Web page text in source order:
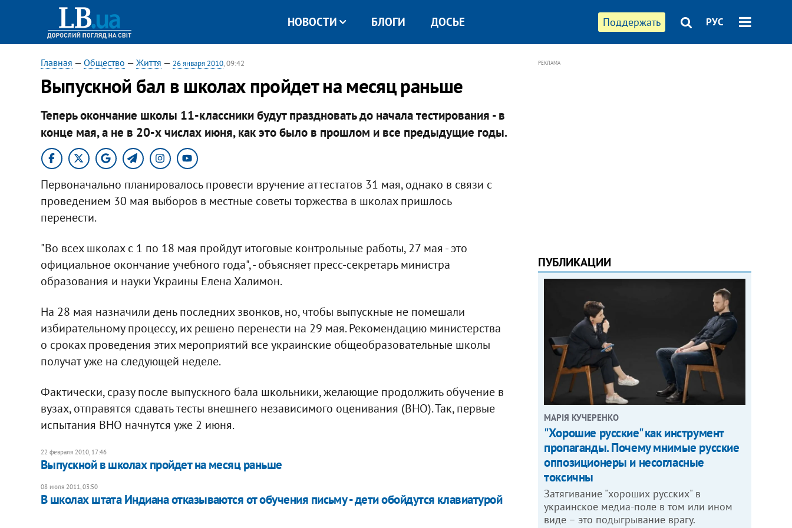
Поддержать РУС
НОВОСТИ БЛОГИ ДОСЬЕ
Главная — Общество — Життя — 26 января 2010, 09:42
Выпускной бал в школах пройдет на месяц раньше
Теперь окончание школы 11-классники будут праздновать до начала тестирования - в
конце мая, а не в 20-х числах июня, как это было в прошлом и все предыдущие годы.
Первоначально планировалось провести вручение аттестатов 31 мая, однако в связи с
проведением 30 мая выборов в местные советы торжества в школах пришлось
перенести.
"Во всех школах с 1 по 18 мая пройдут итоговые контрольные работы, 27 мая - это
официальное окончание учебного года", - объясняет пресс-секретарь министра
образования и науки Украины Елена Халимон.
На 28 мая назначили день последних звонков, но, чтобы выпускные не помешали
избирательному процессу, их решено перенести на 29 мая. Рекомендацию министерства
о сроках проведения этих мероприятий все украинские общеобразовательные школы
получат уже на следующей неделе.
Фактически, сразу после выпускного бала школьники, желающие продолжить обучение в
вузах, отправятся сдавать тесты внешнего независимого оценивания (ВНО). Так, первые
испытания ВНО начнутся уже 2 июня.
22 февраля 2010, 17:46
Выпускной в школах пройдет на месяц раньше
08 июля 2011, 03:50
В школах штата Индиана отказываются от обучения письму - дети обойдутся клавиатурой
РЕКЛАМА
ПУБЛИКАЦИИ
МАРІЯ КУЧЕРЕНКО
"Хорошие русские" как инструмент
пропаганды. Почему мнимые русские
оппозиционеры и несогласные
токсичны
Затягивание "хороших русских" в
украинское медиа-поле в том или ином
виде – это подыгрывание врагу.